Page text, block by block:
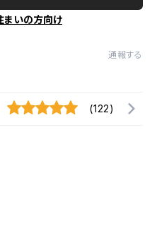
まいの方向け
通報する
(122)